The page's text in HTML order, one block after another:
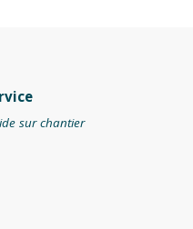
sur chantier